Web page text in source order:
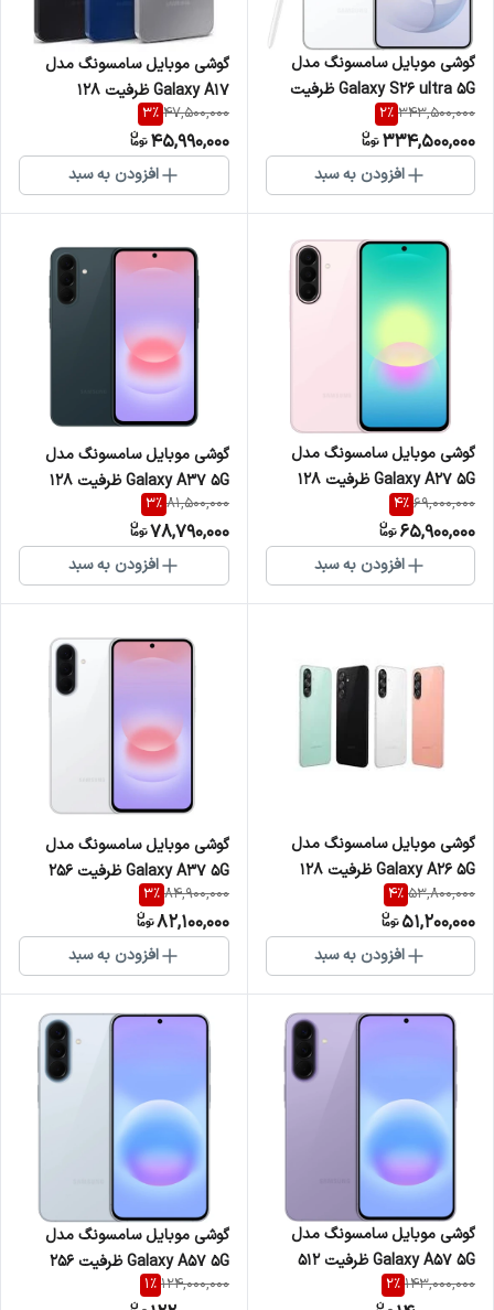
گوشی موبایل سامسونگ مدل
Galaxy S26 ultra 5G ظرفیت
256 گیگابایت و رم 12
343,500,000
2%
334,500,000
افزودن به سبد
گوشی موبایل سامسونگ مدل
Galaxy A17 ظرفیت 128
گیگابایت و رم 6
47,500,000
3%
45,990,000
افزودن به سبد
گوشی موبایل سامسونگ مدل
Galaxy A27 5G ظرفیت 128
گیگابایت و رم 6
69,000,000
4%
65,900,000
افزودن به سبد
گوشی موبایل سامسونگ مدل
Galaxy A37 5G ظرفیت 128
گیگابایت و رم 8
81,500,000
3%
78,790,000
افزودن به سبد
گوشی موبایل سامسونگ مدل
Galaxy A26 5G ظرفیت 128
گیگابایت و رم 6
53,800,000
4%
51,200,000
افزودن به سبد
گوشی موبایل سامسونگ مدل
Galaxy A37 5G ظرفیت 256
گیگابایت و رم 8
84,900,000
3%
82,100,000
افزودن به سبد
گوشی موبایل سامسونگ مدل
Galaxy A57 5G ظرفیت 512
گیگابایت و رم 12
143,000,000
2%
گوشی موبایل سامسونگ مدل
Galaxy A57 5G ظرفیت 256
گیگابایت و رم 12
124,000,000
1%